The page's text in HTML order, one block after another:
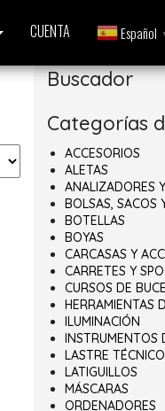
CUENTA Español
Buscador
Categorías
ACCESORIOS
ALETAS
ANALIZADORES
BOLSAS, SACOS
BOTELLAS
BOYAS
CARCASAS Y
CARRETES Y
CURSOS DE
HERRAMIENTAS
ILUMINACIÓN
INSTRUMENTOS
LASTRE TÉCNICO
LATIGUILLOS
MÁSCARAS
ORDENADORES